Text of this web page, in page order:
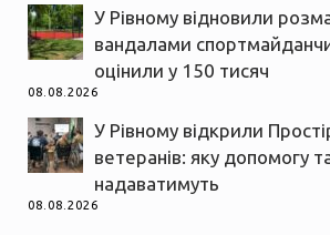
У Рівному відновили
вандалами
оцінили у 150 тисяч
08.08.2026
У Рівному відкрили
ветеранів: яку допомогу
надаватимуть
08.08.2026